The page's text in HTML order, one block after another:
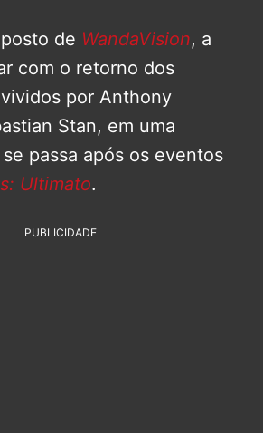
de WandaVision, a
com o retorno dos
por Anthony
Stan, em uma
passa após os eventos
Ultimato.
PUBLICIDADE